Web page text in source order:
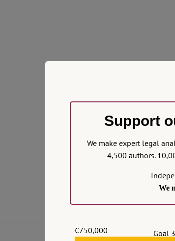
Support
We make expert legal
4,500 authors.
We
€750,000
Goal